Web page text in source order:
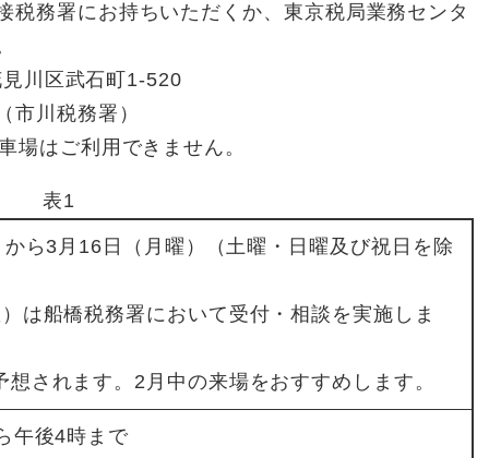
務署にお持ちいただくか、東京税局業務センタ
川区武石町1-520
川税務署）
はご利用できません。
表1
ら3月16日（月曜）（土曜・日曜及び祝日を除
は船橋税務署において受付・相談を実施しま
されます。2月中の来場をおすすめします。
午後4時まで